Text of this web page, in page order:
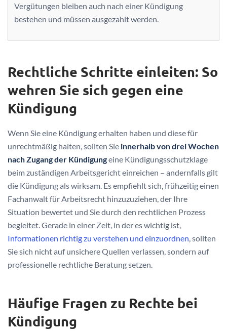
Vergütungen bleiben auch nach einer Kündigung
bestehen und müssen ausgezahlt werden.
Rechtliche Schritte einleiten: So
wehren Sie sich gegen eine
Kündigung
Wenn Sie eine Kündigung erhalten haben und diese für
unrechtmäßig halten, sollten Sie innerhalb von drei Wochen
nach Zugang der Kündigungeine Kündigungsschutzklage
beim zuständigen Arbeitsgericht einreichen – andernfalls gilt
die Kündigung als wirksam. Es empfiehlt sich, frühzeitig einen
Fachanwalt für Arbeitsrecht hinzuzuziehen, der Ihre
Situation bewertet und Sie durch den rechtlichen Prozess
begleitet. Gerade in einer Zeit, in der es wichtig ist,
Informationen richtig zu verstehen und einzuordnen, sollten
Sie sich nicht auf unsichere Quellen verlassen, sondern auf
professionelle rechtliche Beratung setzen.
Häufige Fragen zu Rechte bei
Kündigung